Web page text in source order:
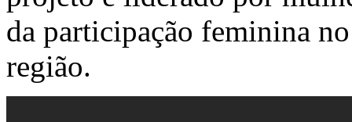
da participação feminina
região.